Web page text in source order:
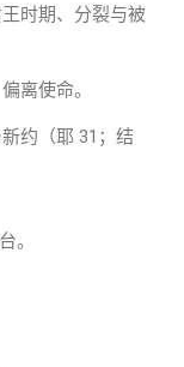
时期、分裂与被
离使命。
约（耶 31；结
。